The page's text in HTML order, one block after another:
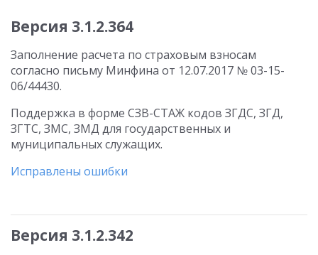
Версия 3.1.2.364
Заполнение расчета по страховым взносам
согласно письму Минфина от 12.07.2017 № 03-15-
06/44430.
Поддержка в форме СЗВ-СТАЖ кодов ЗГДС, ЗГД,
ЗГТС, ЗМС, ЗМД для государственных и
муниципальных служащих.
Исправлены ошибки
Версия 3.1.2.342